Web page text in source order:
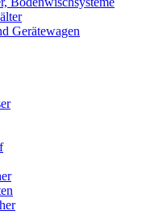
Gerätewagen